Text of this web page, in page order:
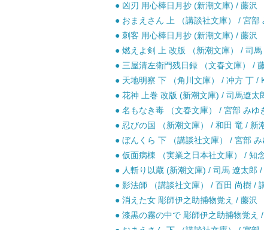
● 凶刃 用心棒日月抄 (新潮文庫) / 藤
● おまえさん 上 （講談社文庫） / 宮部
● 刺客 用心棒日月抄 (新潮文庫) / 藤
● 燃えよ剣 上 改版 （新潮文庫） / 司
● 三屋清左衛門残日録 （文春文庫） /
● 天地明察 下 （角川文庫） / 冲方 丁 /
● 花神 上巻 改版 (新潮文庫) / 司馬遼太
● 名もなき毒 （文春文庫） / 宮部 みゆ
● 忍びの国 （新潮文庫） / 和田 竜 / 新
● ぼんくら 下 （講談社文庫） / 宮部
● 仮面病棟 （実業之日本社文庫） / 知
● 人斬り以蔵 (新潮文庫) / 司馬 遼太郎
● 影法師 （講談社文庫） / 百田 尚樹 /
● 消えた女 彫師伊之助捕物覚え / 藤
● 漆黒の霧の中で 彫師伊之助捕物覚